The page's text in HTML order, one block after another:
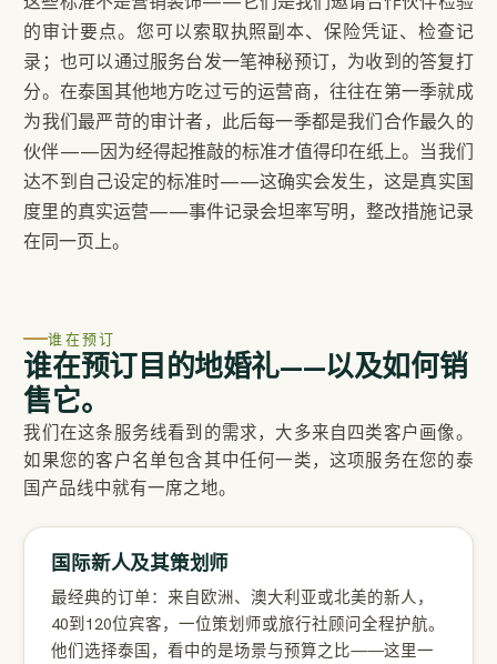
的审计要点。您可以索取执照副本、保险凭证、检查记
录；也可以通过服务台发一笔神秘预订，为收到的答复打
分。在泰国其他地方吃过亏的运营商，往往在第一季就成
为我们最严苛的审计者，此后每一季都是我们合作最久的
伙伴——因为经得起推敲的标准才值得印在纸上。当我们
达不到自己设定的标准时——这确实会发生，这是真实国
度里的真实运营——事件记录会坦率写明，整改措施记录
在同一页上。
谁在预订
谁在预订目的地婚礼——以及如何销
售它。
我们在这条服务线看到的需求，大多来自四类客户画像。
如果您的客户名单包含其中任何一类，这项服务在您的泰
国产品线中就有一席之地。
国际新人及其策划师
最经典的订单：来自欧洲、澳大利亚或北美的新人，
40到120位宾客，一位策划师或旅行社顾问全程护航。
他们选择泰国，看中的是场景与预算之比——这里一